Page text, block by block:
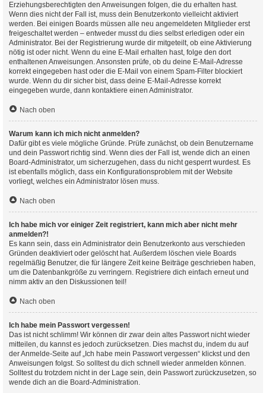
Erziehungsberechtigten den Anweisungen folgen, die du erhalten hast.
Wenn dies nicht der Fall ist, muss dein Benutzerkonto vielleicht aktiviert
werden. Bei einigen Boards müssen alle neu angemeldeten Mitglieder erst
freigeschaltet werden – entweder musst du dies selbst erledigen oder ein
Administrator. Bei der Registrierung wurde dir mitgeteilt, ob eine Aktivierung
nötig ist oder nicht. Wenn du eine E-Mail erhalten hast, folge den dort
enthaltenen Anweisungen. Ansonsten prüfe, ob du deine E-Mail-Adresse
korrekt eingegeben hast oder die E-Mail von einem Spam-Filter blockiert
wurde. Wenn du dir sicher bist, dass deine E-Mail-Adresse korrekt
eingegeben wurde, dann kontaktiere einen Administrator.
Nach oben
Warum kann ich mich nicht anmelden?
Dafür gibt es viele mögliche Gründe. Prüfe zunächst, ob dein Benutzername
und dein Passwort richtig sind. Wenn dies der Fall ist, wende dich an einen
Board-Administrator, um sicherzugehen, dass du nicht gesperrt wurdest. Es
ist ebenfalls möglich, dass ein Konfigurationsproblem mit der Website
vorliegt, welches ein Administrator lösen muss.
Nach oben
Ich habe mich vor einiger Zeit registriert, kann mich aber nicht mehr
anmelden?!
Es kann sein, dass ein Administrator dein Benutzerkonto aus verschieden
Gründen deaktiviert oder gelöscht hat. Außerdem löschen viele Boards
regelmäßig Benutzer, die für längere Zeit keine Beiträge geschrieben haben,
um die Datenbankgröße zu verringern. Registriere dich einfach erneut und
nimm aktiv an den Diskussionen teil!
Nach oben
Ich habe mein Passwort vergessen!
Das ist nicht schlimm! Wir können dir zwar dein altes Passwort nicht wieder
mitteilen, du kannst es jedoch zurücksetzen. Dies machst du, indem du auf
der Anmelde-Seite auf „Ich habe mein Passwort vergessen“ klickst und den
Anweisungen folgst. So solltest du dich schnell wieder anmelden können.
Solltest du trotzdem nicht in der Lage sein, dein Passwort zurückzusetzen, so
wende dich an die Board-Administration.